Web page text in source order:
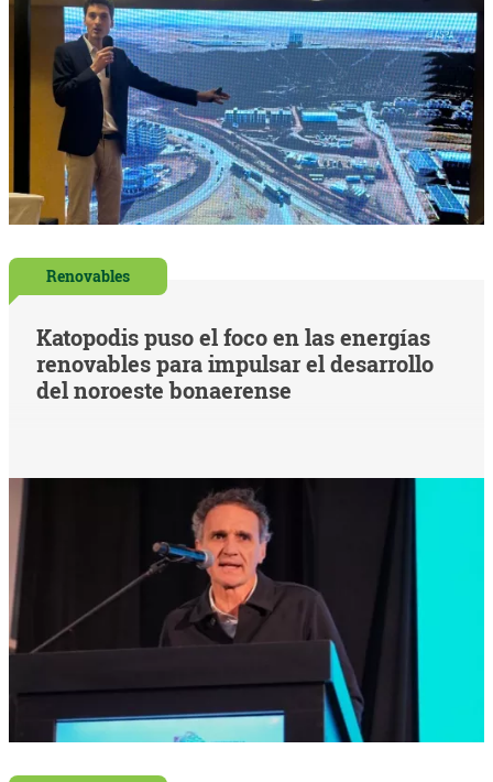
Renovables
Katopodis puso el foco en las energías
renovables para impulsar el desarrollo
del noroeste bonaerense